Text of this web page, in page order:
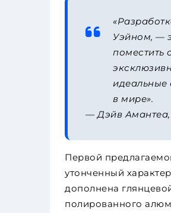
Уэйном, —
поместить
идеальные
в мире».
— Дэйв
Первой
утонченный
дополнена
полированного